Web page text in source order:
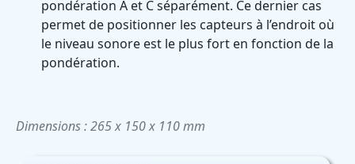
pondération A et C séparément. Ce dernier cas
permet de positionner les capteurs à l’endroit où
le niveau sonore est le plus fort en fonction de la
pondération.
Dimensions : 265 x 150 x 110 mm